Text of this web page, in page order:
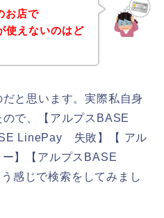
お店で
使えないのはど
と思います。実際私自身
で、【アルプスBASE
LinePay 失敗】【 アル
】【アルプスBASE
感じで検索をしてみまし